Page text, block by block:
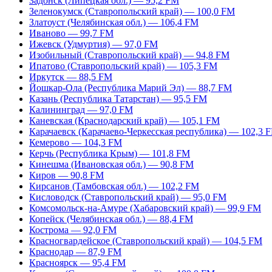
Зеленокумск (Ставропольский край) — 100,0 FM
Златоуст (Челябинская обл.) — 106,4 FM
Иваново — 99,7 FM
Ижевск (Удмуртия) — 97,0 FM
Изобильный (Ставропольский край) — 94,8 FM
Ипатово (Ставропольский край) — 105,3 FM
Иркутск — 88,5 FM
Йошкар-Ола (Республика Марий Эл) — 88,7 FM
Казань (Республика Татарстан) — 95,5 FM
Калининград — 97,0 FM
Каневская (Краснодарский край) — 105,1 FM
Карачаевск (Карачаево-Черкесская республика) — 102,3
Кемерово — 104,3 FM
Керчь (Республика Крым) — 101,8 FM
Кинешма (Ивановская обл.) — 90,8 FM
Киров — 90,8 FM
Кирсанов (Тамбовская обл.) — 102,2 FM
Кисловодск (Ставропольский край) — 95,0 FM
Комсомольск-на-Амуре (Хабаровский край) — 99,9 FM
Копейск (Челябинская обл.) — 88,4 FM
Кострома — 92,0 FM
Красногвардейское (Ставропольский край) — 104,5 FM
Краснодар — 87,9 FM
Красноярск — 95,4 FM